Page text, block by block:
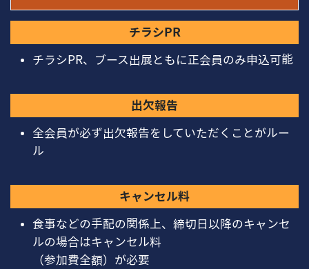
チラシPR
チラシPR、ブース出展ともに正会員のみ申込可能
出⽋報告
全会員が必ず出⽋報告をしていただくことがルー
ル
キャンセル料
⾷事などの⼿配の関係上、締切⽇以降のキャンセ
ルの場合はキャンセル料
（参加費全額）が必要